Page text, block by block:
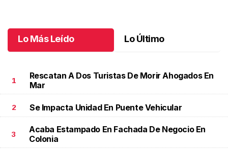
Lo Más Leído Lo Último
1
Rescatan A Dos Turistas De Morir Ahogados En
Mar
2 Se Impacta Unidad En Puente Vehicular
3
Acaba Estampado En Fachada De Negocio En
Colonia